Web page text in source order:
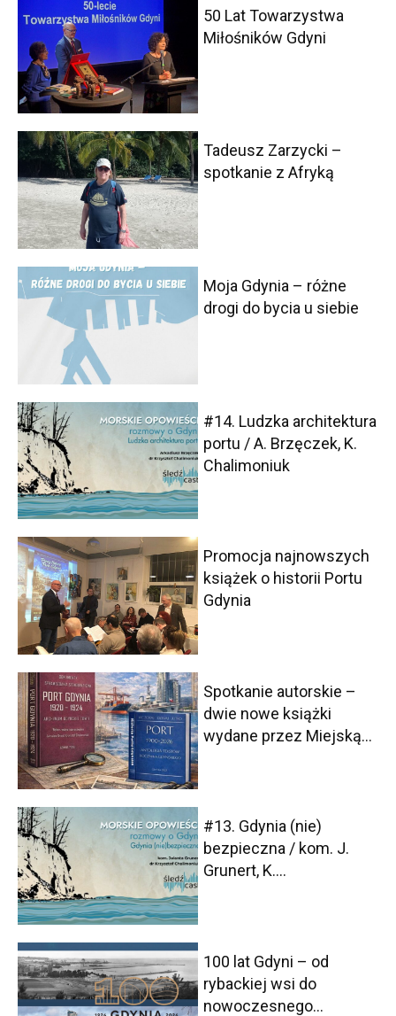
50 Lat Towarzystwa
Miłośników Gdyni
Tadeusz Zarzycki –
spotkanie z Afryką
Moja Gdynia – różne
drogi do bycia u siebie
#14. Ludzka architektura
portu / A. Brzęczek, K.
Chalimoniuk
Promocja najnowszych
książek o historii Portu
Gdynia
Spotkanie autorskie –
dwie nowe książki
wydane przez Miejską...
#13. Gdynia (nie)
bezpieczna / kom. J.
Grunert, K....
100 lat Gdyni – od
rybackiej wsi do
nowoczesnego...